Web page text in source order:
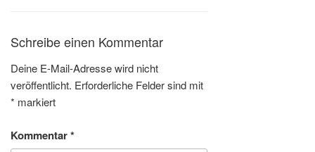
Schreibe einen Kommentar
Deine E-Mail-Adresse wird nicht
veröffentlicht. Erforderliche Felder sind mit
* markiert
Kommentar*